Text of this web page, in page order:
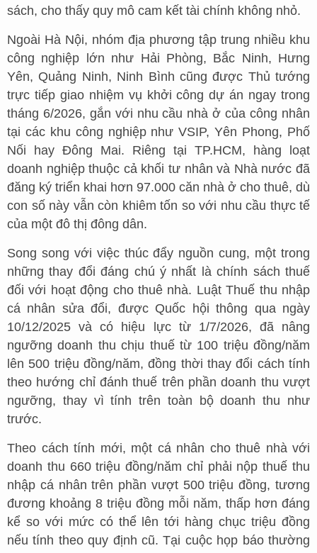
sách, cho thấy quy mô cam kết tài chính không nhỏ.
Ngoài Hà Nội, nhóm địa phương tập trung nhiều khu
công nghiệp lớn như Hải Phòng, Bắc Ninh, Hưng
Yên, Quảng Ninh, Ninh Bình cũng được Thủ tướng
trực tiếp giao nhiệm vụ khởi công dự án ngay trong
tháng 6/2026, gắn với nhu cầu nhà ở của công nhân
tại các khu công nghiệp như VSIP, Yên Phong, Phố
Nối hay Đông Mai. Riêng tại TP.HCM, hàng loạt
doanh nghiệp thuộc cả khối tư nhân và Nhà nước đã
đăng ký triển khai hơn 97.000 căn nhà ở cho thuê, dù
con số này vẫn còn khiêm tốn so với nhu cầu thực tế
của một đô thị đông dân.
Song song với việc thúc đẩy nguồn cung, một trong
những thay đổi đáng chú ý nhất là chính sách thuế
đối với hoạt động cho thuê nhà. Luật Thuế thu nhập
cá nhân sửa đổi, được Quốc hội thông qua ngày
10/12/2025 và có hiệu lực từ 1/7/2026, đã nâng
ngưỡng doanh thu chịu thuế từ 100 triệu đồng/năm
lên 500 triệu đồng/năm, đồng thời thay đổi cách tính
theo hướng chỉ đánh thuế trên phần doanh thu vượt
ngưỡng, thay vì tính trên toàn bộ doanh thu như
trước.
Theo cách tính mới, một cá nhân cho thuê nhà với
doanh thu 660 triệu đồng/năm chỉ phải nộp thuế thu
nhập cá nhân trên phần vượt 500 triệu đồng, tương
đương khoảng 8 triệu đồng mỗi năm, thấp hơn đáng
kể so với mức có thể lên tới hàng chục triệu đồng
nếu tính theo quy định cũ. Tại cuộc họp báo thường